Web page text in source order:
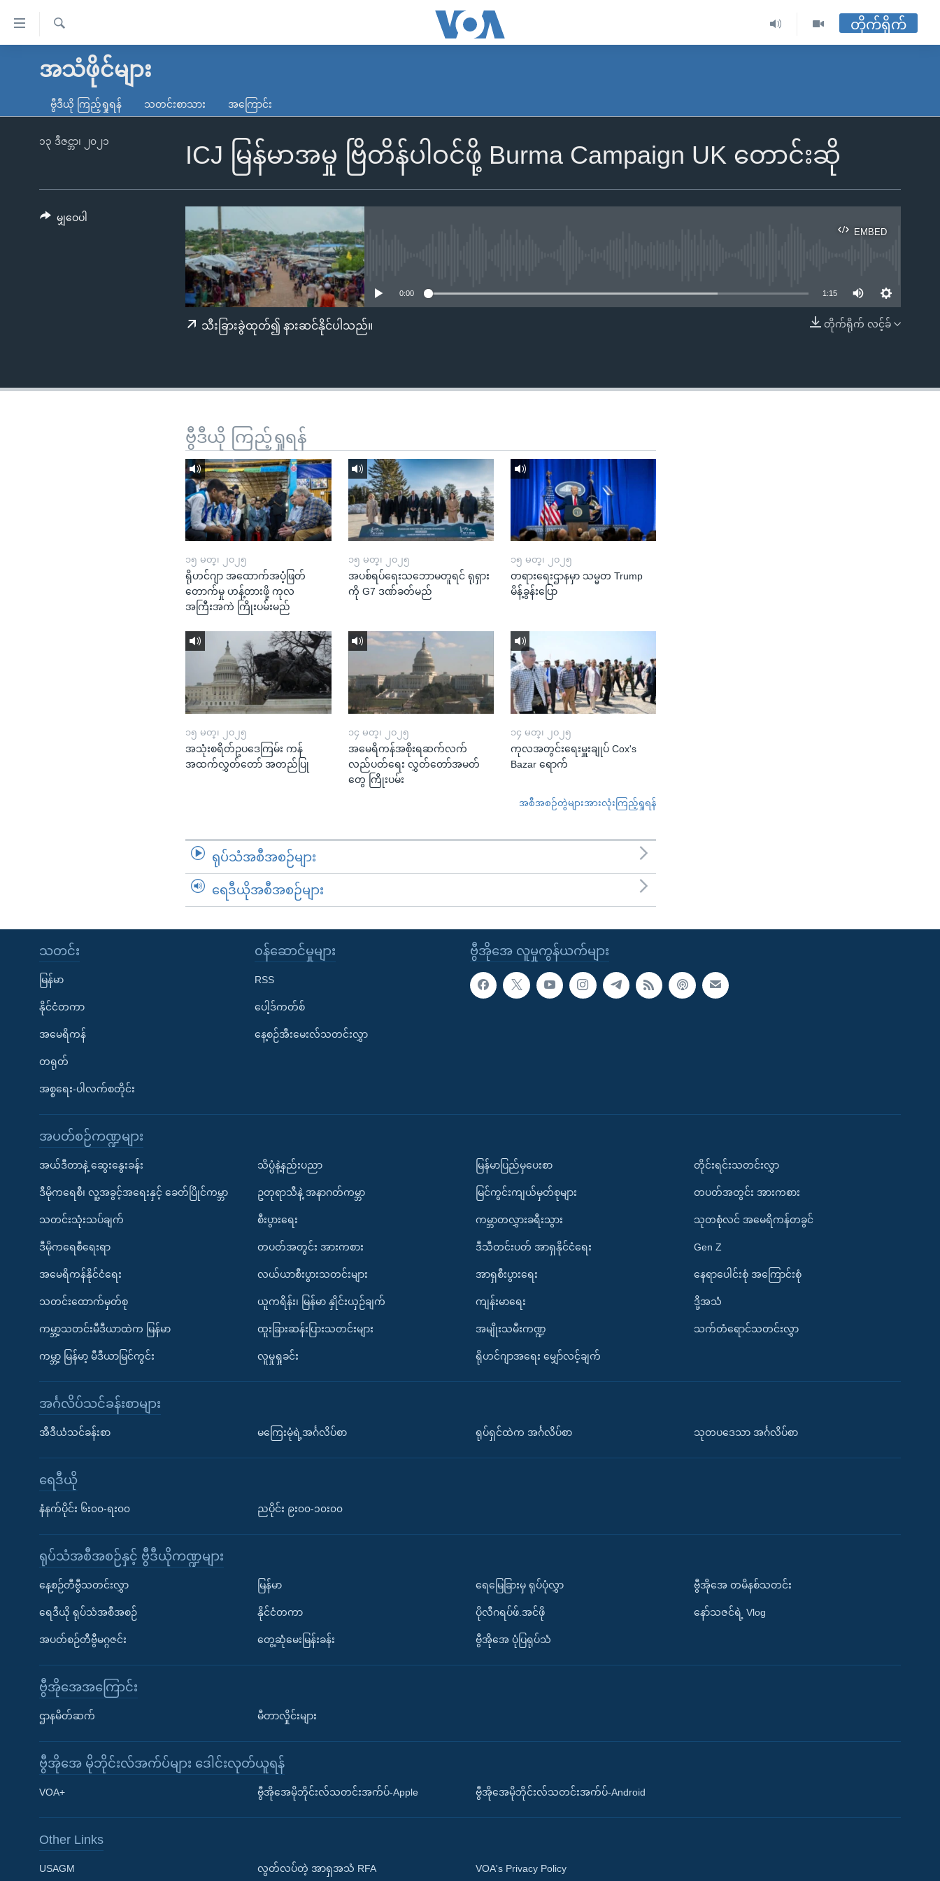
လွယ်ကူ
သည့်
ကျော်
မူလစာမျက်နှာ
ကမ္ဘာ့သတင်းများ
နိုင်ငံတကာ
တရုတ်
အစ္စရေး-ပါလက်စတိုင်း
ရပ်ဝန်းတခု လမ်းတခု အလွန်
အင်္ဂလိပ်စာလေ့လာမယ်
Learning English
ရ
တိုက်ရိုက်
အသံဖိုင်များ
ဗွီဒီယို ကြည့်ရှုရန် သတင်းစာသား အကြောင်း
ICJ မြန်မာအမှု ဗြိတိန်ပါဝင်ဖို့ Burma Campaign UK တောင်းဆို
၁၃ ဒီဇင္ဘာ၊ ၂၀၂၁
EMBED
EMBED
0:00 1:15
တိုက်ရိုက် လင့်ခ်
သီးခြားခွဲထုတ်၍ နားဆင်နိုင်ပါသည်။
မျှဝေပါ
ဗွီဒီယို ကြည့်ရှုရန်
၁၅ မတ္၊ ၂၀၂၅
ရိုဟင်ဂျာ အထောက်အပံ့ဖြတ်
တောက်မှု ဟန့်တားဖို့ ကုလ
အကြီးအကဲ ကြိုးပမ်းမည်
၁၅ မတ္၊ ၂၀၂၅
အပစ်ရပ်ရေးသဘောမတူရင် ရုရှား
ကို G7 ဒဏ်ခတ်မည်
၁၅ မတ္၊ ၂၀၂၅
တရားရေးဌာနမှာ သမ္မတ Trump
မိန့်ခွန်းပြော
၁၅ မတ္၊ ၂၀၂၅
အသုံးစရိတ်ဥပဒေကြမ်း ကန်
အထက်လွှတ်တော် အတည်ပြု
၁၄ မတ္၊ ၂၀၂၅
အမေရိကန်အစိုးရဆက်လက်
လည်ပတ်ရေး လွှတ်တော်အမတ်
တွေ ကြိုးပမ်း
၁၄ မတ္၊ ၂၀၂၅
ကုလအတွင်းရေးမှူးချုပ် Cox's
Bazar ရောက်
အစီအစဉ်တွဲများအားလုံးကြည့်ရှုရန်
ရုပ်သံအစီအစဉ်များ
ရေဒီယိုအစီအစဉ်များ
ဗွီအိုအေ လူမှုကွန်ယက်များ
သတင်း
မြန်မာ
နိုင်ငံတကာ
အမေရိကန်
တရုတ်
အစ္စရေး-ပါလက်စတိုင်း
၀န်ဆောင်မှုများ
RSS
ပေါ့ဒ်ကတ်စ်
နေ့စဉ်အီးမေးလ်သတင်းလွှာ
အပတ်စဉ်ကဏ္ဍများ
အယ်ဒီတာနဲ့ ဆွေးနွေးခန်း
ဒီမိုကရေစီ၊ လူ့အခွင့်အရေးနှင့် ခေတ်ပြိုင်ကမ္ဘာ
သတင်းသုံးသပ်ချက်
ဒီမိုကရေစီရေးရာ
အမေရိကန်နိုင်ငံရေး
သတင်းထောက်မှတ်စု
ကမ္ဘာ့သတင်းမီဒီယာထဲက မြန်မာ
ကမ္ဘာ့ မြန်မာ့ မီဒီယာမြင်ကွင်း
သိပ္ပံနဲ့နည်းပညာ
ဥတုရာသီနဲ့ အနာဂတ်ကမ္ဘာ
စီးပွားရေး
တပတ်အတွင်း အားကစား
လယ်ယာစီးပွားသတင်းများ
ယူကရိန်း၊ မြန်မာ နှိုင်းယှဉ်ချက်
ထူးခြားဆန်းပြားသတင်းများ
လူမှုရှုခင်း
မြန်မာပြည်မှပေးစာ
မြင်ကွင်းကျယ်မှတ်စုများ
ကမ္ဘာတလွှားခရီးသွား
ဒီသီတင်းပတ် အာရှနိုင်ငံရေး
အာရှစီးပွားရေး
ကျန်းမာရေး
အမျိုးသမီးကဏ္ဍ
ရိုဟင်ဂျာအရေး မျှော်လင့်ချက်
တိုင်းရင်းသတင်းလွှာ
တပတ်အတွင်း အားကစား
သုတစုံလင် အမေရိကန်တခွင်
Gen Z
နေရာပေါင်းစုံ အကြောင်းစုံ
ဒို့အသံ
သက်တံရောင်သတင်းလွှာ
အင်္ဂလိပ်သင်ခန်းစာများ
အီဒီယံသင်ခန်းစာ မကြေးမုံရဲ့အင်္ဂလိပ်စာ ရုပ်ရှင်ထဲက အင်္ဂလိပ်စာ သုတပဒေသာ အင်္ဂလိပ်စာ
ရေဒီယို
နံနက်ပိုင်း ၆း၀၀-ရး၀၀ ညပိုင်း ၉း၀၀-၁၀း၀၀
ရုပ်သံအစီအစဉ်နှင့် ဗွီဒီယိုကဏ္ဍများ
နေ့စဉ်တီဗွီသတင်းလွှာ
ရေဒီယို ရုပ်သံအစီအစဉ်
အပတ်စဉ်တီဗွီမဂ္ဂဇင်း
မြန်မာ
နိုင်ငံတကာ
တွေ့ဆုံမေးမြန်းခန်း
ရေမြေခြားမှ ရုပ်ပုံလွှာ
ပိုလီဂရပ်ဖ်.အင်ဖို
ဗွီအိုအေ ပုံပြရုပ်သံ
ဗွီအိုအေ တမိနစ်သတင်း
နော်သဇင်ရဲ့ Vlog
ဗွီအိုအေအကြောင်း
ဌာနမိတ်ဆက် မီတာလှိုင်းများ
ဗွီအိုအေ မိုဘိုင်းလ်အက်ပ်များ ဒေါင်းလုတ်ယူရန်
VOA+ ဗွီအိုအေမိုဘိုင်းလ်သတင်းအက်ပ်-Apple ဗွီအိုအေမိုဘိုင်းလ်သတင်းအက်ပ်-Android
Other Links
USAGM လွတ်လပ်တဲ့ အာရှအသံ RFA VOA's Privacy Policy